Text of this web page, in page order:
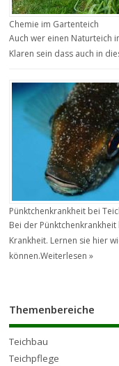
Chemie im Gartenteich
Auch wer einen Naturteich
Klaren sein dass auch in
Pünktchenkrankheit bei
Bei der
Krankheit. Lernen sie hier
können.Weiterlesen »
Themenbereiche
Teichbau
Teichpflege